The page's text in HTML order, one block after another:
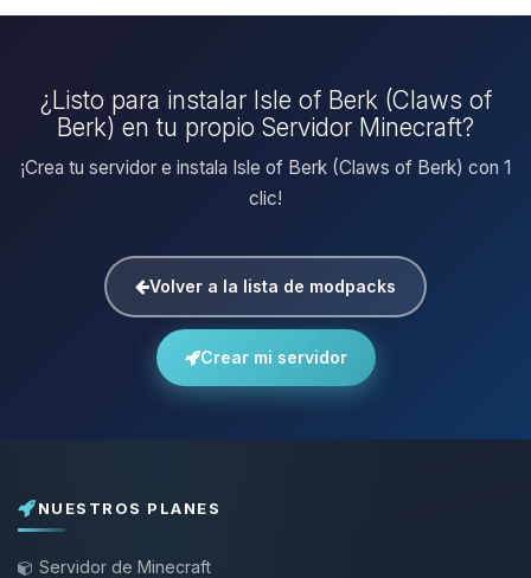
¿Listo para instalar Isle of Berk (Claws of
Berk) en tu propio Servidor Minecraft?
¡Crea tu servidor e instala Isle of Berk (Claws of Berk) con 1
clic!
Volver a la lista de modpacks
Crear mi servidor
NUESTROS PLANES
Servidor de Minecraft